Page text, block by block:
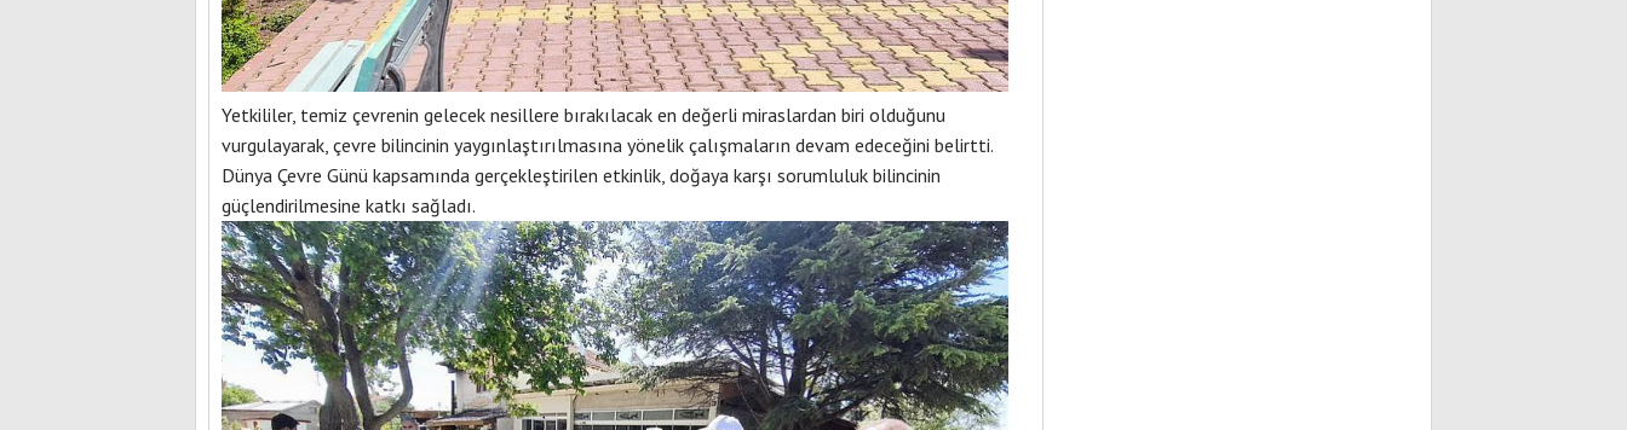
Yetkililer, temiz çevrenin gelecek nesillere bırakılacak en değerli miraslardan biri olduğunu
vurgulayarak, çevre bilincinin yaygınlaştırılmasına yönelik çalışmaların devam edeceğini belirtti.
Dünya Çevre Günü kapsamında gerçekleştirilen etkinlik, doğaya karşı sorumluluk bilincinin
güçlendirilmesine katkı sağladı.